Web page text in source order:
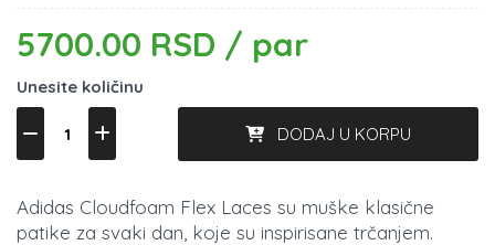
5700.00 RSD / par
Unesite količinu
DODAJ U KORPU
Adidas Cloudfoam Flex Laces su muške klasične
patike za svaki dan, koje su inspirisane trčanjem.